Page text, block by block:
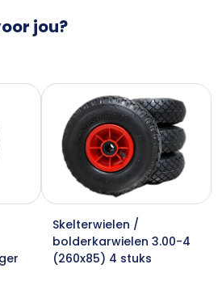
jou?
Skelterwielen /
bolderkarwielen 3.00-4
(260x85) 4 stuks